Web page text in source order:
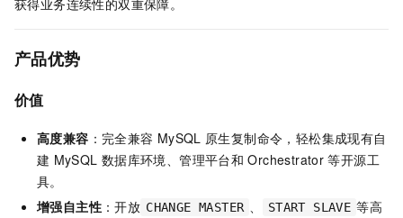
获得业务连续性的双重保障。
产品优势
价值
高度兼容 ：完全兼容 MySQL 原生复制命令，轻松集成现有自
建 MySQL 数据库环境、管理平台和 Orchestrator 等开源工
具。
增强自主性 ：开放 CHANGE MASTER START SLAVE 等高